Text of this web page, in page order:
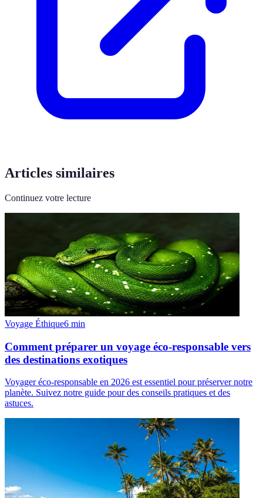
Articles similaires
Continuez votre lecture
Voyage Éthique6 min
Comment préparer un voyage éco-responsable vers
des destinations exotiques
Voyager éco-responsable en 2026 est essentiel pour préserver notre
planète. Suivez notre guide pour des conseils pratiques et des
astuces.